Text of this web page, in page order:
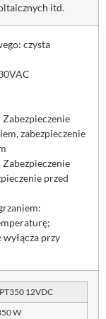
itd.
czysta
zabezpieczenie
przed
przy
12VDC
W